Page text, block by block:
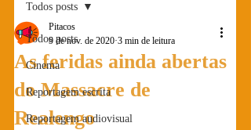
Todos posts
Cinema
Reportagem escrita
Reportagem audiovisual
Todos posts
As feridas ainda abertas
do Massacre de
Realengo
Pitacos
9 de nov. de 2020 3 min de leitura